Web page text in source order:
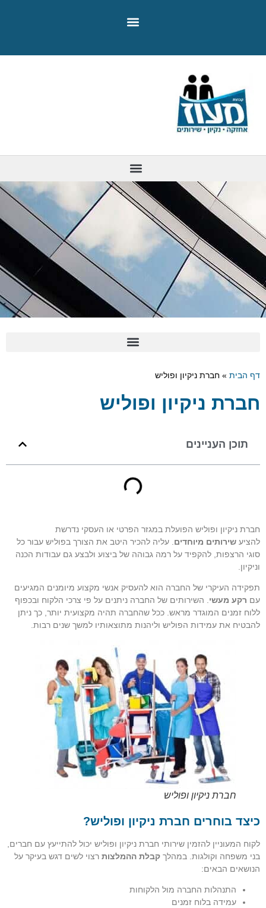
דף הבית » חברת ניקיון ופוליש
חברת ניקיון ופוליש
תוכן העניינים
חברת ניקיון ופוליש הפועלת במגזר הפרטי או העסקי נדרשת
להציע שירותים מיוחדים . עליה להכיר היטב את הצורך בפוליש עבור כל
סוגי הרצפות, להקפיד על רמה גבוהה של ביצוע ולבצע גם עבודות הכנה
וניקיון.
תפקידה העיקרי של החברה הוא להעסיק אנשי מקצוע מיומנים המגיעים
עם רקע מעשי. השירותים של החברה ניתנים על פי צרכי הלקוח ובכפוף
ללוח זמנים המוגדר מראש. ככל שהחברה תהיה מקצועית יותר, כך ניתן
להבטיח את עמידות הפוליש וליהנות מתוצאותיו למשך שנים רבות.
חברת ניקיון ופוליש
כיצד בוחרים חברת ניקיון ופוליש?
לקוח המעוניין להזמין שירותי חברת ניקיון ופוליש יכול להתייעץ עם חברים,
בני משפחה וקולגות. במהלך קבלת ההמלצות רצוי לשים דגש בעיקר על
הנושאים הבאים:
התנהלות החברה מול הלקוחות
עמידה בלוח זמנים